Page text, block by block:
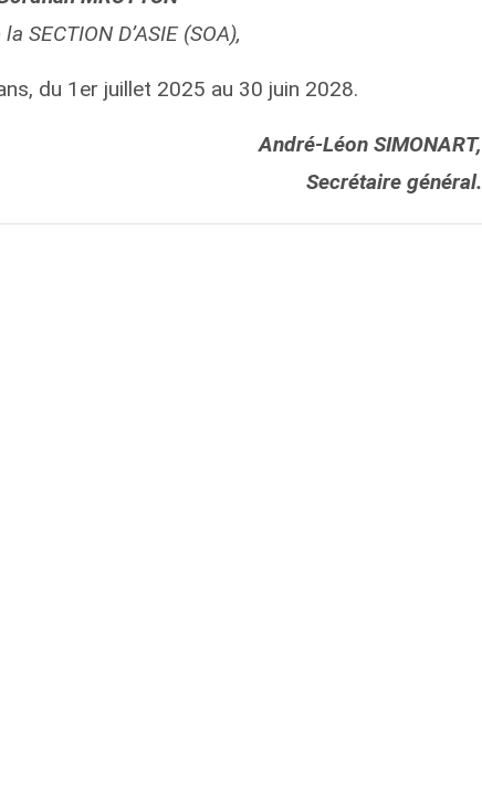
SECTION D’ASIE (SOA),
du 1er juillet 2025 au 30 juin 2028.
André-Léon SIMONART,
Secrétaire général.